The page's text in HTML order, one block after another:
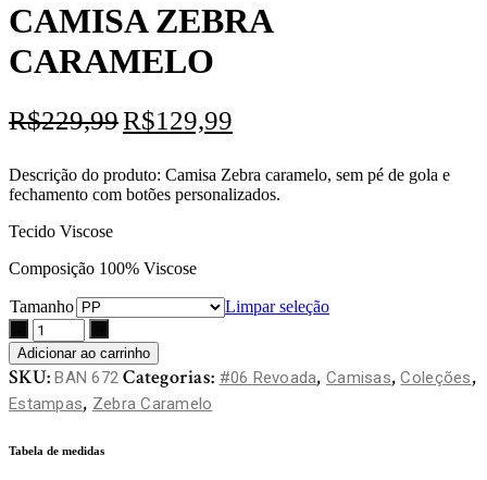
CAMISA ZEBRA
CARAMELO
R$229,99 O
preço
era:
R$229,99.
R$129,99preço
é:
R$129,99.
Descrição do produto: Camisa Zebra caramelo, sem pé de gola e
fechamento com botões personalizados.
Tecido Viscose
Composição 100% Viscose
Tamanho Limpar seleção
Adicionar ao carrinho
SKU:BAN 672 Categorias: #06 Revoada,Camisas,Coleções,
Estampas, Zebra Caramelo
Tabela de medidas